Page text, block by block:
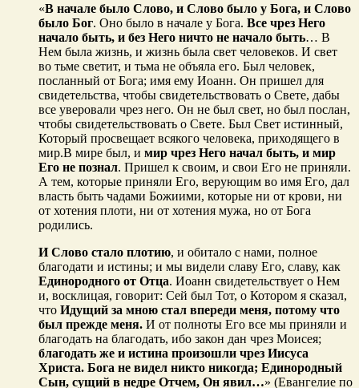
«В начале было Слово, и Слово было у Бога, и Слово
было Бог. Оно было в начале у Бога. Все чрез Него
начало быть, и без Него ничто не начало быть… В
Нем была жизнь, и жизнь была свет человеков. И свет
во тьме светит, и тьма не объяла его. Был человек,
посланный от Бога; имя ему Иоанн. Он пришел для
свидетельства, чтобы свидетельствовать о Свете, дабы
все уверовали чрез него. Он не был свет, но был послан,
чтобы свидетельствовать о Свете. Был Свет истинный,
Который просвещает всякого человека, приходящего в
мир.В мире был, и мир чрез Него начал быть, и мир
Его не познал. Пришел к своим, и свои Его не приняли.
А тем, которые приняли Его, верующим во имя Его, дал
власть быть чадами Божиими, которые ни от крови, ни
от хотения плоти, ни от хотения мужа, но от Бога
родились.
И Слово стало плотию, и обитало с нами, полное
благодати и истины; и мы видели славу Его, славу, как
Единородного от Отца. Иоанн свидетельствует о Нем
и, восклицая, говорит: Сей был Тот, о Котором я сказал,
что Идущий за мною стал впереди меня, потому что
был прежде меня. И от полноты Его все мы приняли и
благодать на благодать, ибо закон дан чрез Моисея;
благодать же и истина произошли чрез Иисуса
Христа. Бога не видел никто никогда; Единородный
Сын, сущий в недре Отчем, Он явил…» (Евангелие по